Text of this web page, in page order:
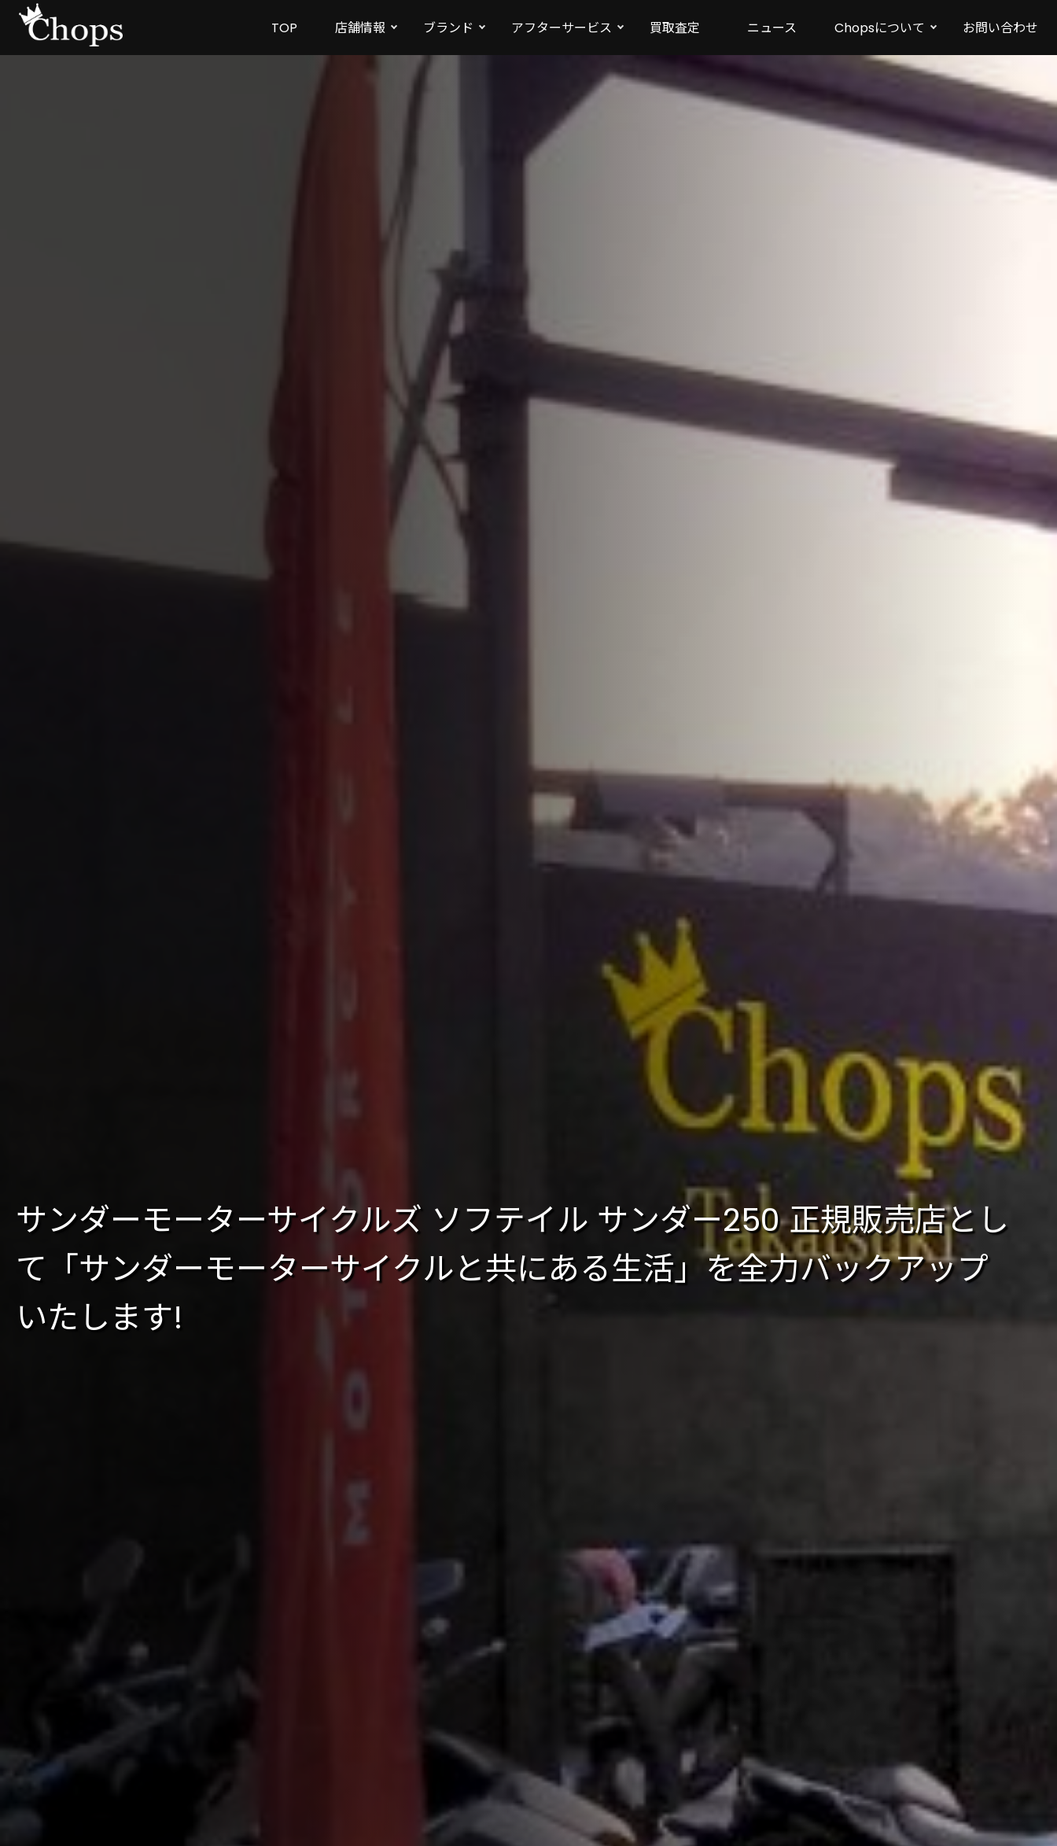
TOP 店舗情報 ブランド アフターサービス 買取査定 ニュース Chopsについて お問い合わせ
サンダーモーターサイクルズ ソフテイル サンダー250 正規販売店とし
て「サンダーモーターサイクルと共にある生活」を全力バックアップ
いたします!